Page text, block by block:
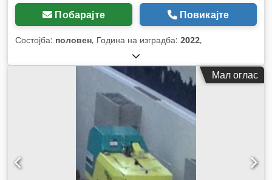
Побарајте Повикајте
Состојба: половен, Година на изградба: 2022,
Мал оглас